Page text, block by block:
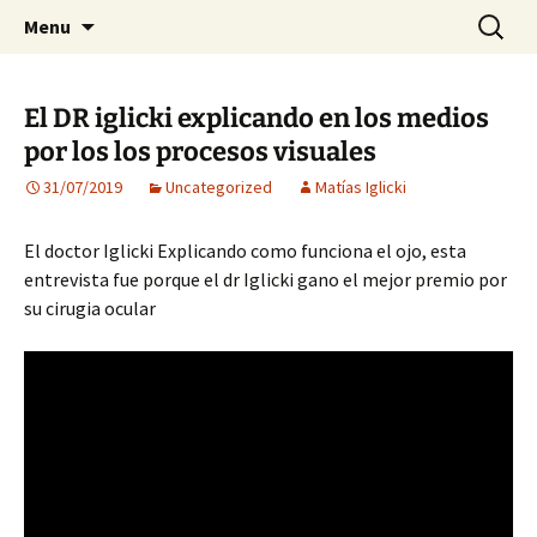
Centro Oftalmológico Dr.
Matías Iglicki
Visión para una vida plena
Menu
Search
for:
El DR iglicki explicando en los medios
por los los procesos visuales
31/07/2019 Uncategorized Matías Iglicki
El doctor Iglicki Explicando como funciona el ojo, esta
entrevista fue porque el dr Iglicki gano el mejor premio por
su cirugia ocular